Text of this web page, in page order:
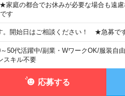
家庭の都合でお休みが必要な場合も遠
す
。開始日はご相談ください！ ★急募で
50代活躍中/副業・WワークOK/服装自由
スキル不要
応募する